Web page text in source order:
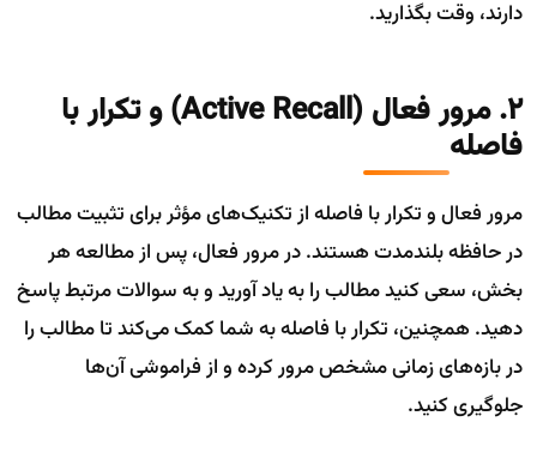
دارند، وقت بگذارید.
2. مرور فعال (Active Recall) و تکرار با
فاصله
مرور فعال و تکرار با فاصله از تکنیک‌های مؤثر برای تثبیت مطالب
در حافظه بلندمدت هستند. در مرور فعال، پس از مطالعه هر
بخش، سعی کنید مطالب را به یاد آورید و به سوالات مرتبط پاسخ
دهید. همچنین، تکرار با فاصله به شما کمک می‌کند تا مطالب را
در بازه‌های زمانی مشخص مرور کرده و از فراموشی آن‌ها
جلوگیری کنید.